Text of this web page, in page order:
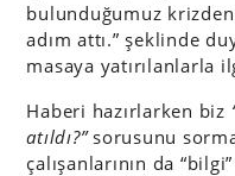
bulunduğumuz
adım attı.” şeklinde
masaya yatırılanlarla
Haberi hazırlarken biz
atıldı?”sorusunu
çalışanlarının da